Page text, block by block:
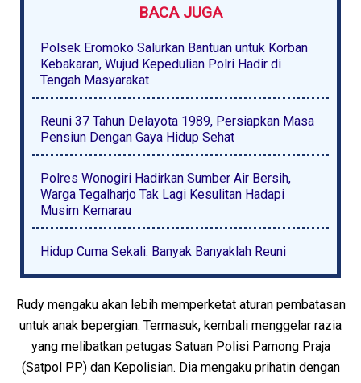
BACA JUGA
Polsek Eromoko Salurkan Bantuan untuk Korban
Kebakaran, Wujud Kepedulian Polri Hadir di
Tengah Masyarakat
Reuni 37 Tahun Delayota 1989, Persiapkan Masa
Pensiun Dengan Gaya Hidup Sehat
Polres Wonogiri Hadirkan Sumber Air Bersih,
Warga Tegalharjo Tak Lagi Kesulitan Hadapi
Musim Kemarau
Hidup Cuma Sekali. Banyak Banyaklah Reuni
Rudy mengaku akan lebih memperketat aturan pembatasan
untuk anak bepergian. Termasuk, kembali menggelar razia
yang melibatkan petugas Satuan Polisi Pamong Praja
(Satpol PP) dan Kepolisian. Dia mengaku prihatin dengan